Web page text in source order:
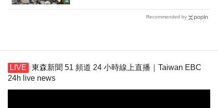
Recommended by
東森新聞 51 頻道 24 小時線上直播｜Taiwan EBC
24h live news